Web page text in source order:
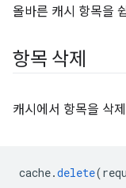
올바른 캐시 항목을
항목 삭제
캐시에서 항목을 삭
cache.delete(